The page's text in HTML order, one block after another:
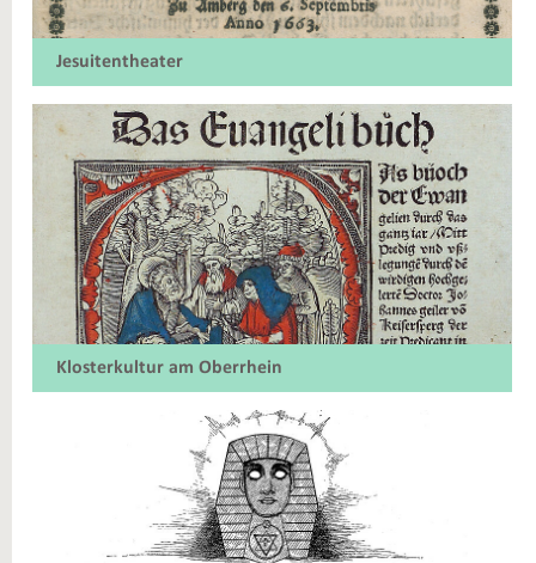
Jesuitentheater
Klosterkultur am Oberrhein